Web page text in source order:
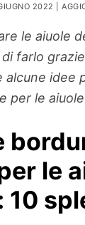
2022 |
le aiuole
farlo
alcune idee
per le
le
10